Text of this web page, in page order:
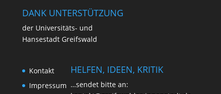
DANK UNTERSTÜTZUNG
der Uni­ver­si­täts- und
Han­se­stadt Greifswald
Kon­takt
Impres­sum
HELFEN, IDEEN, KRITIK
…sen­det bit­te an: